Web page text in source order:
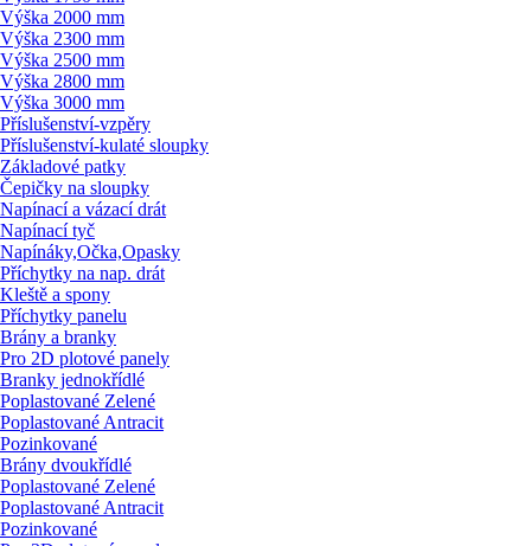
Výška 2000 mm
Výška 2300 mm
Výška 2500 mm
Výška 2800 mm
Výška 3000 mm
Příslušenství-vzpěry
Příslušenství-kulaté sloupky
Základové patky
Čepičky na sloupky
Napínací a vázací drát
Napínací tyč
Napínáky,Očka,Opasky
Příchytky na nap. drát
Kleště a spony
Příchytky panelu
Brány a branky
Pro 2D plotové panely
Branky jednokřídlé
Poplastované Zelené
Poplastované Antracit
Pozinkované
Brány dvoukřídlé
Poplastované Zelené
Poplastované Antracit
Pozinkované